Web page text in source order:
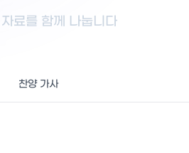
료를 함께 나눕니다
찬양 가사